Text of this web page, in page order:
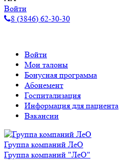
Войти
8 (3846) 62-30-30
Войти
Мои талоны
Бонусная программа
Абонемент
Госпитализация
Информация для пациента
Вакансии
Группа компаний ЛеО
Группа компаний "ЛеО"